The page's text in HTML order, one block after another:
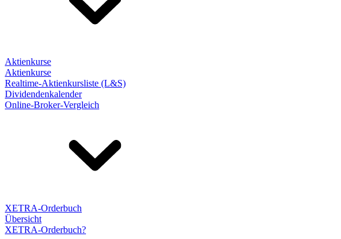
Aktienkurse
Aktienkurse
Realtime-Aktienkursliste (L&S)
Dividendenkalender
Online-Broker-Vergleich
XETRA-Orderbuch
Übersicht
XETRA-Orderbuch?